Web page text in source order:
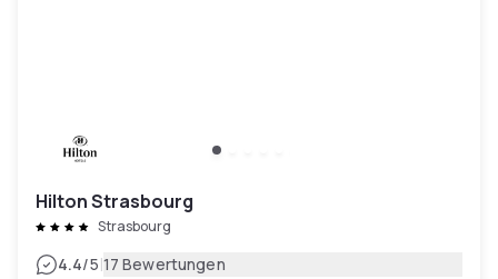
Hilton Strasbourg
Strasbourg
4.4/5|17 Bewertungen